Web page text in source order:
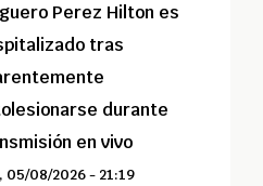
Perez Hilton es
tras
durante
en vivo
05/08/2026 - 21:19